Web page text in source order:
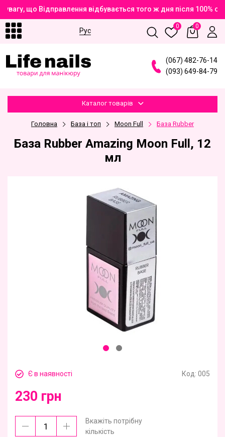
що Відправлення відбувається того ж дня після 100%
Рус
0 0
(067) 482-76-14
(093) 649-84-79
Каталог товарів
Головна База і топ Moon Full База Rubber
База Rubber Amazing Moon Full, 12
мл
Є в наявності Код: 005
230 грн
Вкажіть потрібну
кількість